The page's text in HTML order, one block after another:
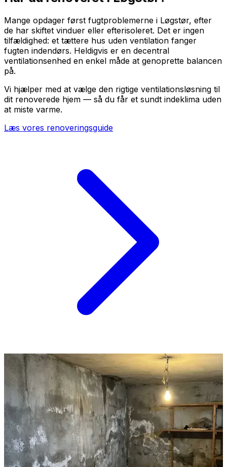
Mange opdager først fugtproblemerne i Løgstør, efter
de har skiftet vinduer eller efterisoleret. Det er ingen
tilfældighed: et tættere hus uden ventilation fanger
fugten indendørs. Heldigvis er en decentral
ventilationsenhed en enkel måde at genoprette balancen
på.
Vi hjælper med at vælge den rigtige ventilationsløsning til
dit renoverede hjem — så du får et sundt indeklima uden
at miste varme.
Læs vores renoveringsguide